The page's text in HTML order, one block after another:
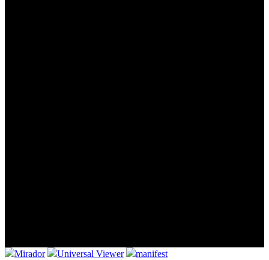
Mirador Universal Viewer manifest